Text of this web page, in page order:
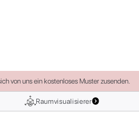
von uns ein kostenloses Muster zusenden.
Raumvisualisierer